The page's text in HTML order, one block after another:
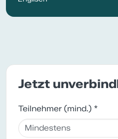
Jetzt
Teilnehmer (mind.) *